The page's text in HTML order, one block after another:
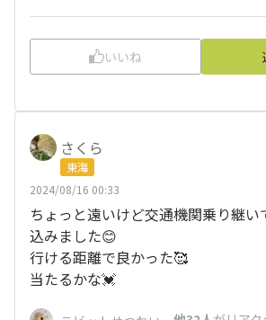
いいね
さくら
東海
2024/08/16 00:33
ちょっと遠いけど交通機関乗り継い
込みました😊
行ける距離で良かった🥰
当たるかな💓